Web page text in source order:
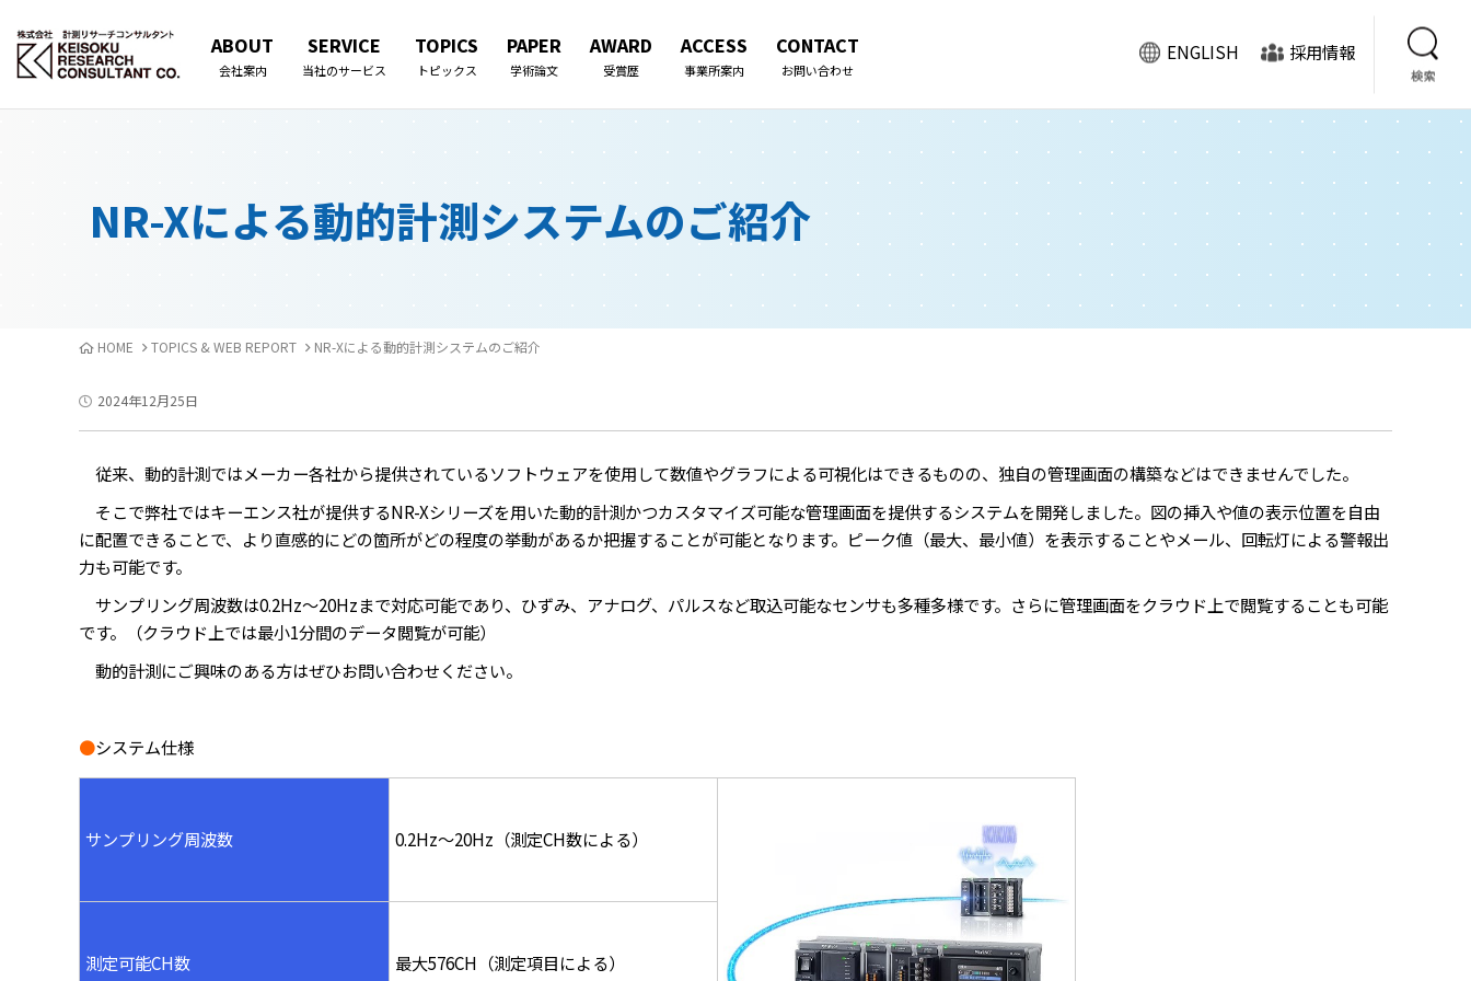
ABOUT
会社案内
会社の歩み
アクセス（各事業所）
ISO9001認証取得
パートナーシップ構築
SERVICE
当社のサービス
業務内容 技術サービス 製品のご案内
TOPICS
トピックス
PAPER
学術論文
AWARD
受賞歴
ACCESS
事業所案内
CONTACT
お問い合わせ
ENGLISH 採用情報
NR-Xによる動的計測システムのご紹介
HOME TOPICS & WEB REPORT NR-Xによる動的計測システムのご紹介
2024年12月25日
従来、動的計測ではメーカー各社から提供されているソフトウェアを使用して数値やグラフによる可視化はできるものの、独自の管理画面の構築などはできませんでした。
そこで弊社ではキーエンス社が提供するNR-Xシリーズを用いた動的計測かつカスタマイズ可能な管理画面を提供するシステムを開発しました。図の挿入や値の表示位置を自由
に配置できることで、より直感的にどの箇所がどの程度の挙動があるか把握することが可能となります。ピーク値（最大、最小値）を表示することやメール、回転灯による警報出
力も可能です。
サンプリング周波数は0.2Hz～20Hzまで対応可能であり、ひずみ、アナログ、パルスなど取込可能なセンサも多種多様です。さらに管理画面をクラウド上で閲覧することも可能
です。（クラウド上では最小1分間のデータ閲覧が可能）
動的計測にご興味のある方はぜひお問い合わせください。
●システム仕様
サンプリング周波数 0.2Hz～20Hz（測定CH数による）
測定可能CH数 最大576CH（測定項目による）